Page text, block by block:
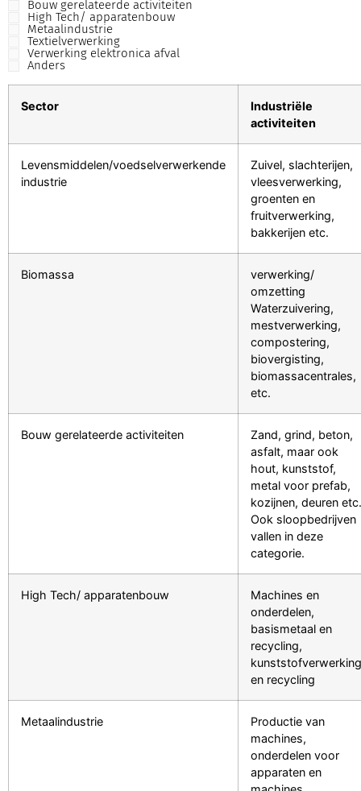
Bouw gerelateerde activiteiten
High Tech/ apparatenbouw
Metaalindustrie
Textielverwerking
Verwerking elektronica afval
Anders
Sector
Industriële
activiteiten
Levensmiddelen/voedselverwerkende
industrie
Zuivel, slachterijen,
vleesverwerking,
groenten en
fruitverwerking,
bakkerijen etc.
Biomassa
verwerking/
omzetting
Waterzuivering,
mestverwerking,
compostering,
biovergisting,
biomassacentrales,
etc.
Bouw gerelateerde activiteiten
Zand, grind, beton,
asfalt, maar ook
hout, kunststof,
metal voor prefab,
kozijnen, deuren etc.
Ook sloopbedrijven
vallen in deze
categorie.
High Tech/ apparatenbouw
Machines en
onderdelen,
basismetaal en
recycling,
kunststofverwerking
en recycling
Metaalindustrie
Productie van
machines,
onderdelen voor
apparaten en